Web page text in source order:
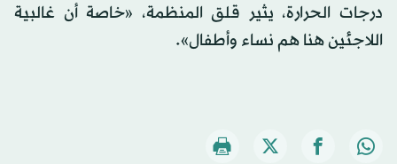
درجات الحرارة، يثير قلق المنظمة، «خاصة أن غالبية
اللاجئين هنا هم نساء وأطفال».